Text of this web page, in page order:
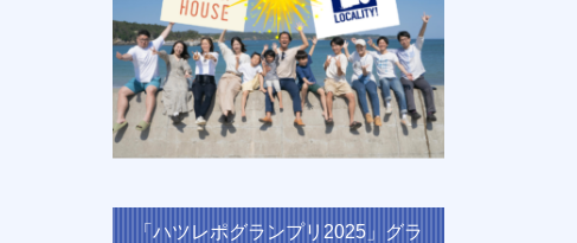
「ハツレポグランプリ2025」グラ